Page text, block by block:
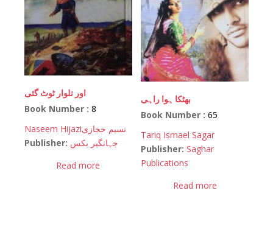
اور تلوار ٹوٹ گئی
Book Number : 8
Naseem Hijaziنسیم حجازی
Publisher: جہانگیر بکس
Read more
بھٹکا ہوا راہی
Book Number :65
Tariq Ismael Sagar
Publisher: Saghar
Publications
Read more